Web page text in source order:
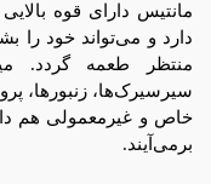
مانتیس دارای قوه
دارد و می‌تواند خود را
منتظر طعمه گردد.
سیرسیرک‌ها، زنبورها،
خاص و غیرمعمولی هم
برمی‌آیند.